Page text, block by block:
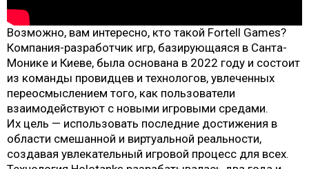
Возможно, вам интересно, кто такой Fortell Games?
Компания-разработчик игр, базирующаяся в Санта-
Монике и Киеве, была основана в 2022 году и состоит
из команды провидцев и технологов, увлеченных
переосмыслением того, как пользователи
взаимодействуют с новыми игровыми средами.
Их цель — использовать последние достижения в
области смешанной и виртуальной реальности,
создавая увлекательный игровой процесс для всех.